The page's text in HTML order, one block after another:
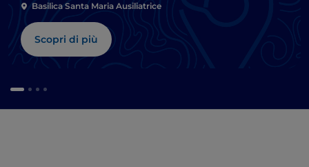
Basilica Santa Maria Ausiliatrice
Scopri di più